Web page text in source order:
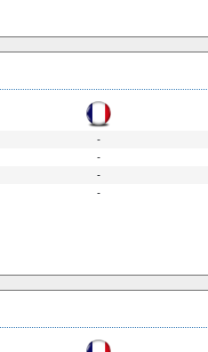
-
-
-
-